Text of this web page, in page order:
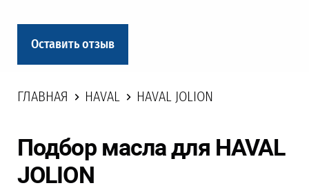
Оставить отзыв
ГЛАВНАЯ HAVAL HAVAL JOLION
Подбор масла для HAVAL
JOLION